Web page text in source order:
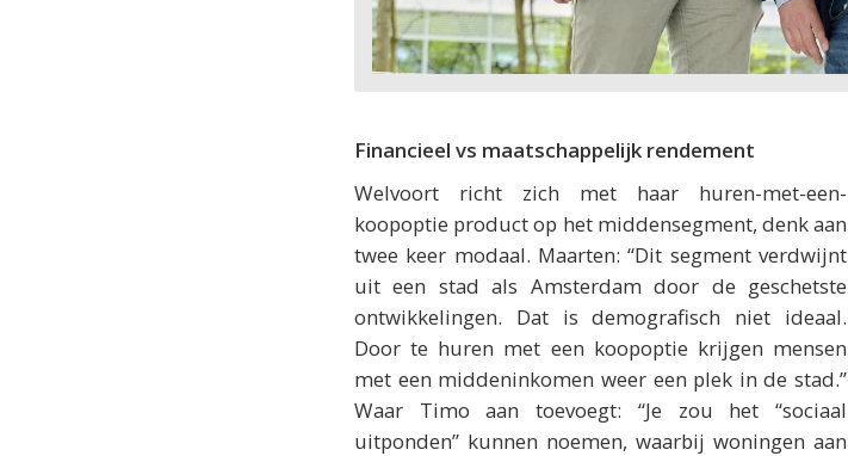
Financieel vs maatschappelijk rendement
Welvoort richt zich met haar huren-met-een-
koopoptie product op het middensegment, denk aan
twee keer modaal. Maarten: “Dit segment verdwijnt
uit een stad als Amsterdam door de geschetste
ontwikkelingen. Dat is demografisch niet ideaal.
Door te huren met een koopoptie krijgen mensen
met een middeninkomen weer een plek in de stad.”
Waar Timo aan toevoegt: “Je zou het “sociaal
uitponden” kunnen noemen, waarbij woningen aan